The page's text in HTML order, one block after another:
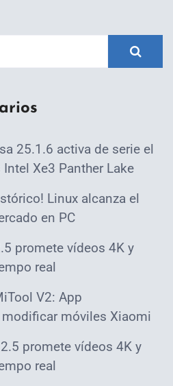
25.1.6 activa de serie el
Xe3 Panther Lake
Linux alcanza el
en PC
promete vídeos 4K y
real
V2: App
móviles Xiaomi
promete vídeos 4K y
real